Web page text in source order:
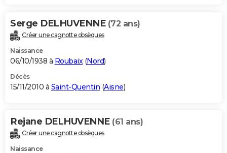
Serge DELHUVENNE (72 ans)
Créer une cagnotte obsèques
Naissance
06/10/1938 à Roubaix(Nord)
Décès
15/11/2010 à Saint-Quentin (Aisne)
Rejane DELHUVENNE (61 ans)
Créer une cagnotte obsèques
Naissance